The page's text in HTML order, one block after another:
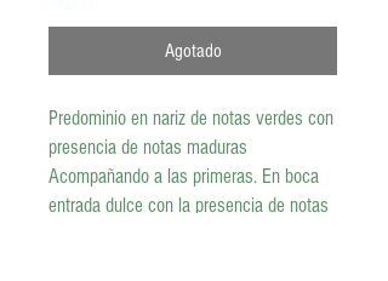
Agotado
Predominio en nariz de notas verdes con
presencia de notas maduras
Acompañando a las primeras. En boca
entrada dulce con la presencia de notas